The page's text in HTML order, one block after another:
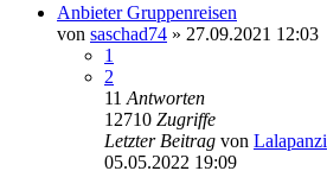
Anbieter Gruppenreisen
von saschad74 » 27.09.2021 12:03
1
2
11 Antworten
12710 Zugriffe
Letzter Beitrag von Lalapanzi
05.05.2022 19:09